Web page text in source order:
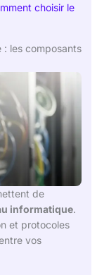
choisir le
: les composants
de
informatique.
et protocoles
vos